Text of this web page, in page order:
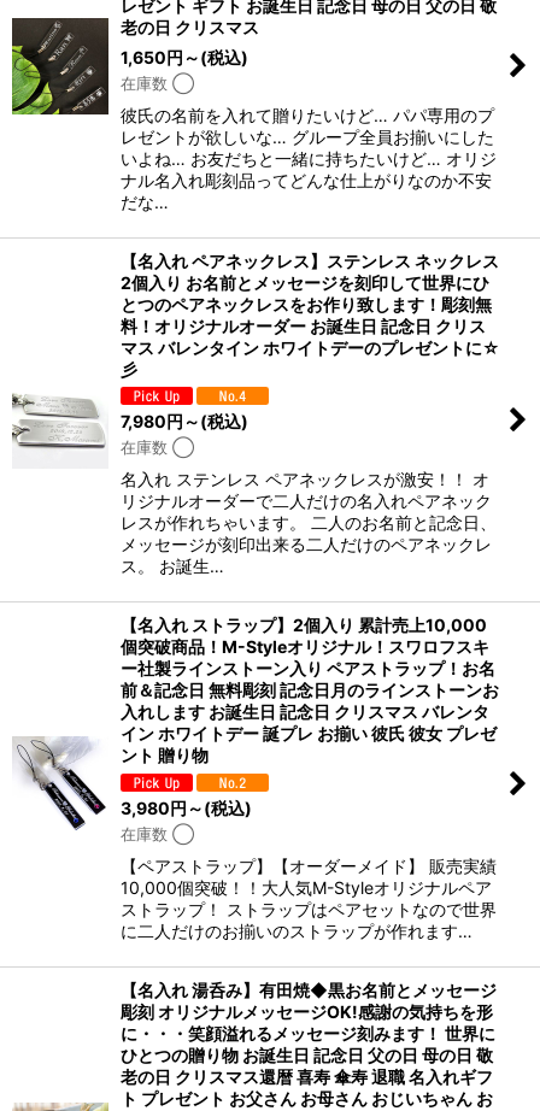
レゼント ギフト お誕生日 記念日 母の日 父の日 敬
老の日 クリスマス
1,650円 ～(税込)
在庫数 ◯
彼氏の名前を入れて贈りたいけど… パパ専用のプ
レゼントが欲しいな… グループ全員お揃いにした
いよね… お友だちと一緒に持ちたいけど… オリジ
ナル名入れ彫刻品ってどんな仕上がりなのか不安
だな…
【名入れ ペアネックレス】ステンレス ネックレス
2個入り お名前とメッセージを刻印して世界にひ
とつのペアネックレスをお作り致します！彫刻無
料！オリジナルオーダー お誕生日 記念日 クリス
マス バレンタイン ホワイトデーのプレゼントに☆
彡
7,980円 ～(税込)
在庫数 ◯
名入れ ステンレス ペアネックレスが激安！！ オ
リジナルオーダーで二人だけの名入れペアネック
レスが作れちゃいます。 二人のお名前と記念日、
メッセージが刻印出来る二人だけのペアネックレ
ス。 お誕生…
【名入れ ストラップ】2個入り 累計売上10,000
個突破商品！M-Styleオリジナル！スワロフスキ
ー社製ラインストーン入り ペアストラップ！お名
前＆記念日 無料彫刻 記念日月のラインストーンお
入れします お誕生日 記念日 クリスマス バレンタ
イン ホワイトデー 誕プレ お揃い 彼氏 彼女 プレゼ
ント 贈り物
3,980円 ～(税込)
在庫数 ◯
【ペアストラップ】【オーダーメイド】 販売実績
10,000個突破！！大人気M-Styleオリジナルペア
ストラップ！ ストラップはペアセットなので世界
に二人だけのお揃いのストラップが作れます…
【名入れ 湯呑み】有田焼◆黒お名前とメッセージ
彫刻 オリジナルメッセージOK!感謝の気持ちを形
に・・・笑顔溢れるメッセージ刻みます！ 世界に
ひとつの贈り物 お誕生日 記念日 父の日 母の日 敬
老の日 クリスマス還暦 喜寿 傘寿 退職 名入れギフ
ト プレゼント お父さん お母さん おじいちゃん お